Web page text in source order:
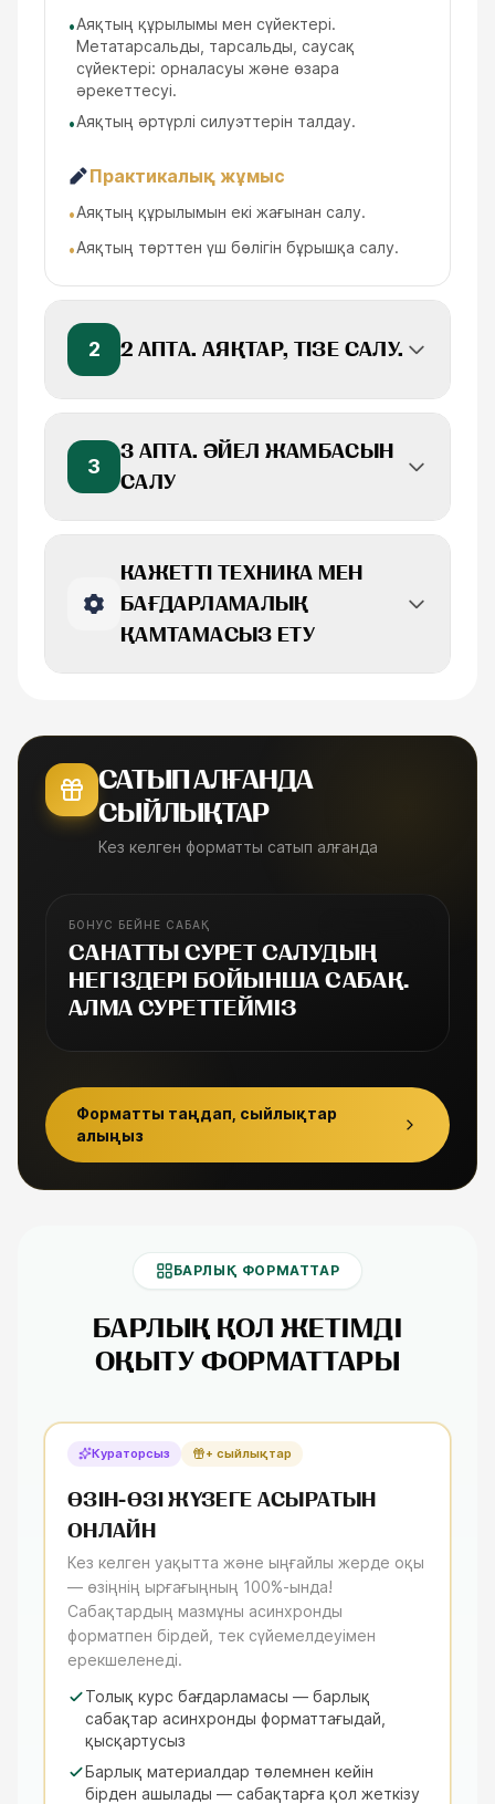
•Аяқтың құрылымы мен сүйектері.
Метатарсальды, тарсальды, саусақ
сүйектері: орналасуы және өзара
әрекеттесуі.
•Аяқтың әртүрлі силуэттерін талдау.
Практикалық жұмыс
•Аяқтың құрылымын екі жағынан салу.
•Аяқтың төрттен үш бөлігін бұрышқа салу.
2 2 АПТА. АЯҚТАР, ТІЗЕ САЛУ.
3
3 АПТА. ӘЙЕЛ ЖАМБАСЫН
САЛУ
КАЖЕТТІ ТЕХНИКА МЕН
БАҒДАРЛАМАЛЫҚ
ҚАМТАМАСЫЗ ЕТУ
САТЫП АЛҒАНДА
СЫЙЛЫҚТАР
Кез келген форматты сатып алғанда
БОНУС БЕЙНЕ САБАҚ
САНАТТЫ СУРЕТ САЛУДЫҢ
НЕГІЗДЕРІ БОЙЫНША САБАҚ.
АЛМА СУРЕТТЕЙМІЗ
Форматты таңдап, сыйлықтар
алыңыз
БАРЛЫҚ ФОРМАТТАР
БАРЛЫҚ ҚОЛ ЖЕТІМДІ
ОҚЫТУ ФОРМАТТАРЫ
Кураторсыз + сыйлықтар
ӨЗІН-ӨЗІ ЖҮЗЕГЕ АСЫРАТЫН
ОНЛАЙН
Кез келген уақытта және ыңғайлы жерде оқы
— өзіңнің ырғағыңның 100%-ында!
Сабақтардың мазмұны асинхронды
форматпен бірдей, тек сүйемелдеуімен
ерекшеленеді.
Толық курс бағдарламасы — барлық
сабақтар асинхронды форматтағыдай,
қысқартусыз
Барлық материалдар төлемнен кейін
бірден ашылады — сабақтарға қол жеткізу